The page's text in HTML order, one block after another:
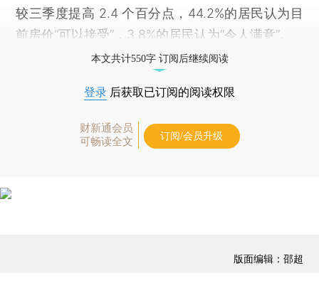
较三季度提高 2.4 个百分点，44.2%的居民认为目
前房价“可以接受”，3.8%的居民认为“令人满意”。
本文共计550字 订阅后继续阅读
登录 后获取已订阅的阅读权限
财新通会员
可畅读全文
订阅/会员升级
版面编辑：邵超